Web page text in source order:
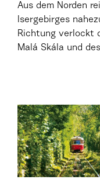
Aus dem Norden
Isergebirges
Richtung verlockt
Malá Skála und